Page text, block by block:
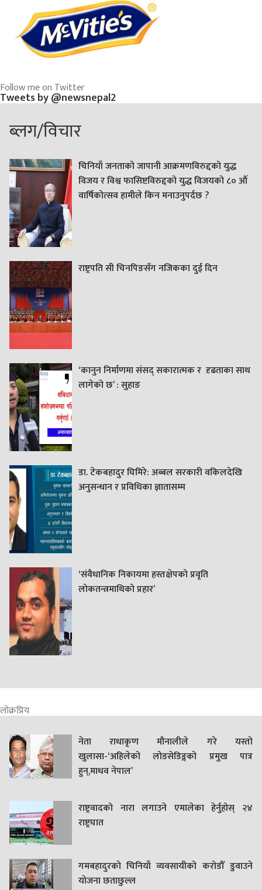
Follow me on Twitter
Tweets by @newsnepal2
ब्लग/विचार
चिनियाँ जनताको जापानी आक्रमणविरुद्दको युद्ध
विजय र विश्व फासिष्टविरुद्दको युद्ध विजयको ८० औं
वार्षिकोत्सव हामीले किन मनाउनुपर्दछ ?
राष्ट्रपति सी चिनपिङसँग नजिकका दुई दिन
‘कानुन निर्माणमा संसद् सकारात्मक र दृढताका साथ
लागेको छ’ : सुहाङ
डा. टेकबहादुर घिमिरे: अब्बल सरकारी वकिलदेखि
अनुसन्धान र प्रविधिका ज्ञातासम्म
‘संवैधानिक निकायमा हस्तक्षेपको प्रवृति
लोकतन्त्रमाथिको प्रहार’
लोक्रप्रिय
नेता राधाकृण मौनालीले गरे यस्तो
खुलासा-‘अहिलेको लोडसेडिङ्गको प्रमुख पात्र
हुन्,माधव नेपाल’
राष्ट्रवादको नारा लगाउने एमालेका हेर्नुहोस् २४
राष्ट्रघात
गमबहादुरकाे चिनियाँ व्यवसायीको करोडौँ डुवाउने
याेजना छताछुल्ल